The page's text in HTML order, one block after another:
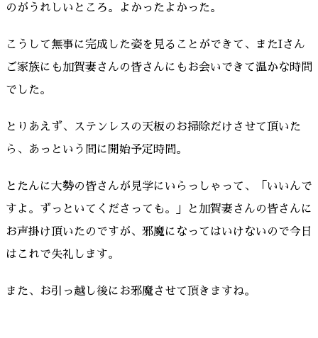
のがうれしいところ。よかったよかった。
こうして無事に完成した姿を見ることができて、またIさん
ご家族にも加賀妻さんの皆さんにもお会いできて温かな時間
でした。
とりあえず、ステンレスの天板のお掃除だけさせて頂いた
ら、あっという間に開始予定時間。
とたんに大勢の皆さんが見学にいらっしゃって、「いいんで
すよ。ずっといてくださっても。」と加賀妻さんの皆さんに
お声掛け頂いたのですが、邪魔になってはいけないので今日
はこれで失礼します。
また、お引っ越し後にお邪魔させて頂きますね。